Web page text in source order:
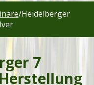
/Heidelberger
7